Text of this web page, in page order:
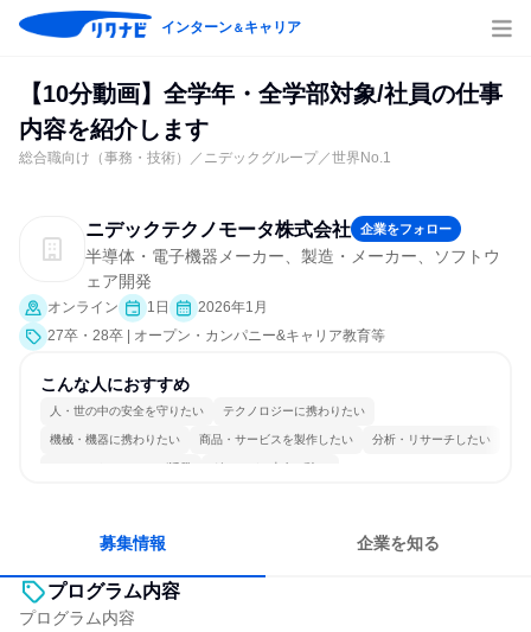
インターン＆キャリア
【10分動画】全学年・全学部対象/社員の仕事
内容を紹介します
総合職向け（事務・技術）／ニデックグループ／世界No.1
ニデックテクノモータ株式会社 企業をフォロー
半導体・電子機器メーカー、製造・メーカー、ソフトウ
ェア開発
オンライン 1日
2026年1月
27卒・28卒 | オープン・カンパニー&キャリア教育等
こんな人におすすめ
人・世の中の安全を守りたい テクノロジーに携わりたい
機械・機器に携わりたい 商品・サービスを製作したい 分析・リサーチしたい
コミュニケーションが活発 グローバル志向が強い
募集情報 企業を知る
プログラム内容
プログラム内容